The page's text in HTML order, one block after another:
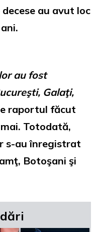
au avut loc
au fost
Galaţi,
raportul făcut
Totodată,
s-au înregistrat
Botoşani şi